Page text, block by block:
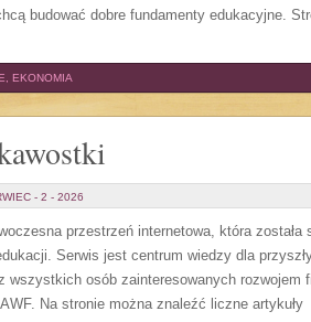
budować dobre fundamenty edukacyjne.
EKONOMIA
- 2 - 2026
przestrzeń internetowa, która
Serwis jest centrum wiedzy dla
wszystkich osób zainteresowanych rozwojem
Na stronie można znaleźć liczne artykuły